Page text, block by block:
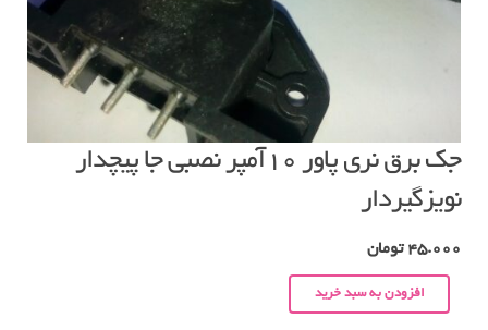
جک برق نری پاور ۱۰آمپر نصبی جا پیچدار
نویزگیردار
45.000 تومان
افزودن به سبد خرید